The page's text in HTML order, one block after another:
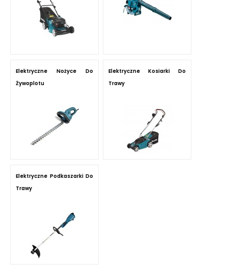
Elektryczne Nożyce Do
Żywoplotu
Elektryczne Kosiarki Do
Trawy
Elektryczne Podkaszarki Do
Trawy